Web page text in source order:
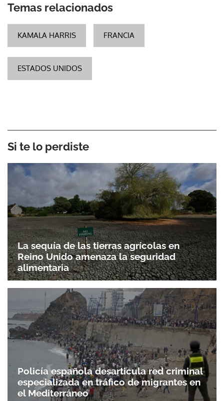
Temas relacionados
KAMALA HARRIS FRANCIA
ESTADOS UNIDOS
Si te lo perdiste
La sequía de las tierras agrícolas en
Reino Unido amenaza la seguridad
alimentaria
Policía española desarticula red criminal
especializada en tráfico de migrantes en
el Mediterráneo